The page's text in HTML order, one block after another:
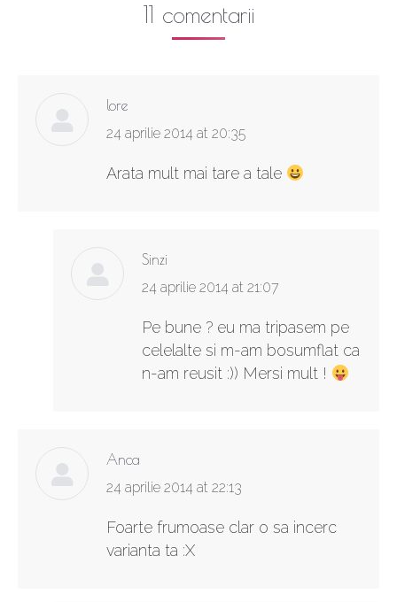
11 comentarii
lore
says:
24 aprilie 2014 at 20:35
Arata mult mai tare a tale
Sinzi
says:
24 aprilie 2014 at 21:07
Pe bune ? eu ma tripasem pe
celelalte si m-am bosumflat ca
n-am reusit :)) Mersi mult !
Anca
says:
24 aprilie 2014 at 22:13
Foarte frumoase clar o sa incerc
varianta ta :X